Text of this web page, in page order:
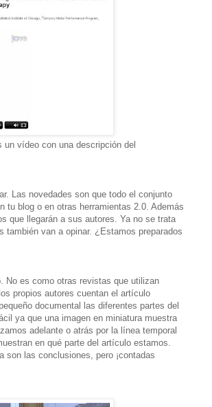
vídeo con una descripción del
Las novedades son que todo el conjunto
tu blog o en otras herramientas 2.0. Además
que llegarán a sus autores. Ya no se trata
también van a opinar. ¿Estamos preparados
No es como otras revistas que utilizan
propios autores cuentan el artículo
documental las diferentes partes del
ya que una imagen en miniatura muestra
adelante o atrás por la línea temporal
en qué parte del artículo estamos.
son las conclusiones, pero ¡contadas